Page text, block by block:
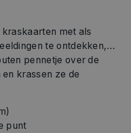
met als
te ontdekken,
pennetje over de
krassen ze de
punt